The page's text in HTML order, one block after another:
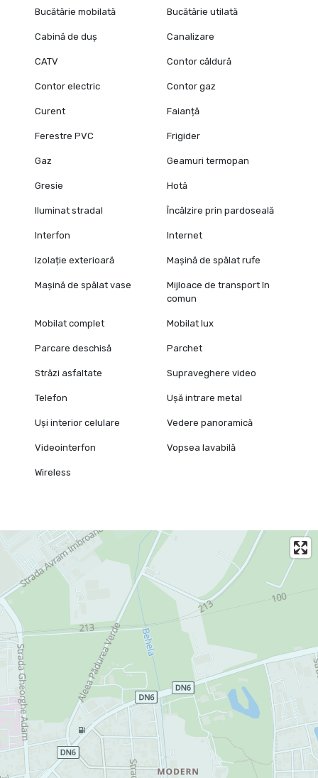
Bucătărie mobilată Bucătărie utilată
Cabină de duș Canalizare
CATV Contor căldură
Contor electric Contor gaz
Curent Faianță
Ferestre PVC Frigider
Gaz Geamuri termopan
Gresie Hotă
Iluminat stradal Încălzire prin pardoseală
Interfon Internet
Izolație exterioară Mașină de spălat rufe
Mașină de spălat vase
Mijloace de transport în
comun
Mobilat complet Mobilat lux
Parcare deschisă Parchet
Străzi asfaltate Supraveghere video
Telefon Ușă intrare metal
Uși interior celulare Vedere panoramică
Videointerfon Vopsea lavabilă
Wireless